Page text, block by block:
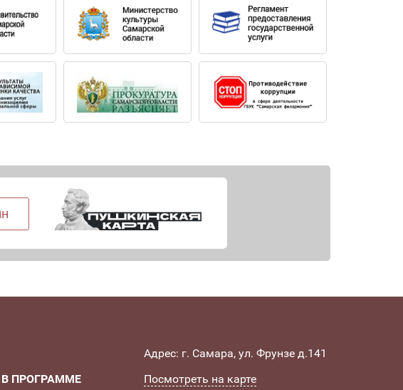
ПРОГРАММЕ
Адрес: г. Самара, ул. Фрунзе д.141
Посмотреть на карте